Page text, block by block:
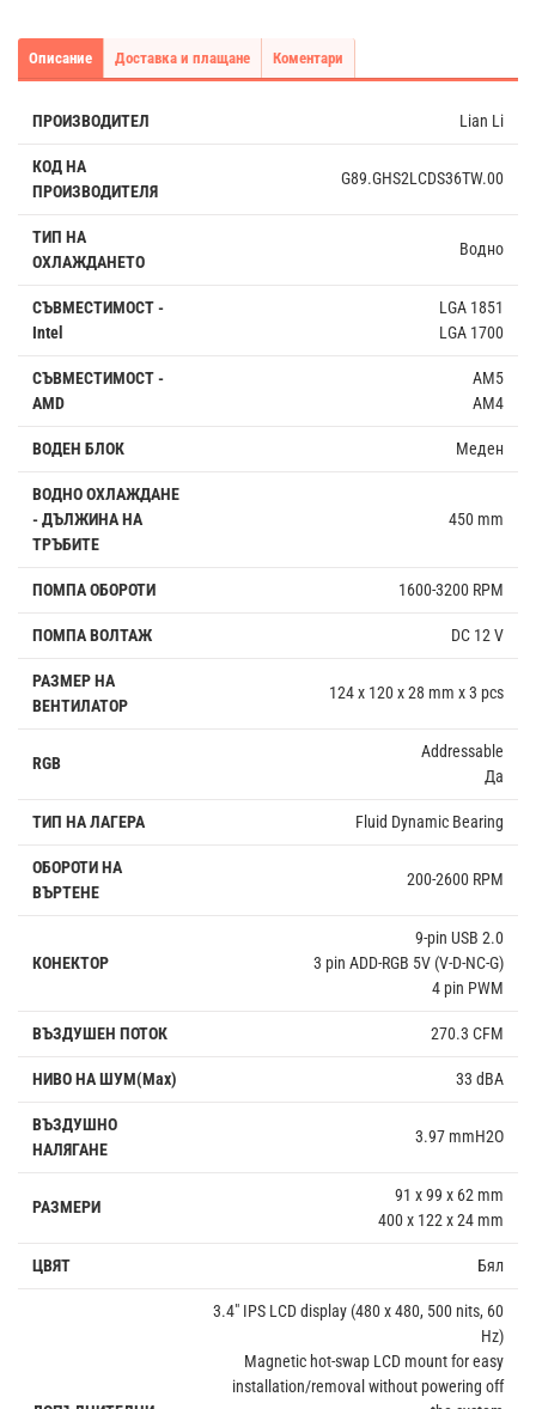
Описание Доставка и плащане Коментари
ПРОИЗВОДИТЕЛ Lian Li
КОД НА
ПРОИЗВОДИТЕЛЯ
G89.GHS2LCDS36TW.00
ТИП НА
ОХЛАЖДАНЕТО
Водно
СЪВМЕСТИМОСТ -
Intel
LGA 1851
LGA 1700
СЪВМЕСТИМОСТ -
AMD
AM5
AM4
ВОДЕН БЛОК Меден
ВОДНО ОХЛАЖДАНЕ
- ДЪЛЖИНА НА
ТРЪБИТЕ
450 mm
ПОМПА ОБОРОТИ 1600-3200 RPM
ПОМПА ВОЛТАЖ DC 12 V
РАЗМЕР НА
ВЕНТИЛАТОР
124 x 120 x 28 mm x 3 pcs
RGB
Addressable
Да
ТИП НА ЛАГЕРА Fluid Dynamic Bearing
ОБОРОТИ НА
ВЪРТЕНЕ
200-2600 RPM
КОНЕКТОР
9-pin USB 2.0
3 pin ADD-RGB 5V (V-D-NC-G)
4 pin PWM
ВЪЗДУШЕН ПОТОК 270.3 CFM
НИВО НА ШУМ(Max) 33 dBA
ВЪЗДУШНО
НАЛЯГАНЕ
3.97 mmH2O
РАЗМЕРИ
91 x 99 x 62 mm
400 x 122 x 24 mm
ЦВЯТ Бял
3.4" IPS LCD display (480 x 480, 500 nits, 60
Hz)
Magnetic hot-swap LCD mount for easy
installation/removal without powering off